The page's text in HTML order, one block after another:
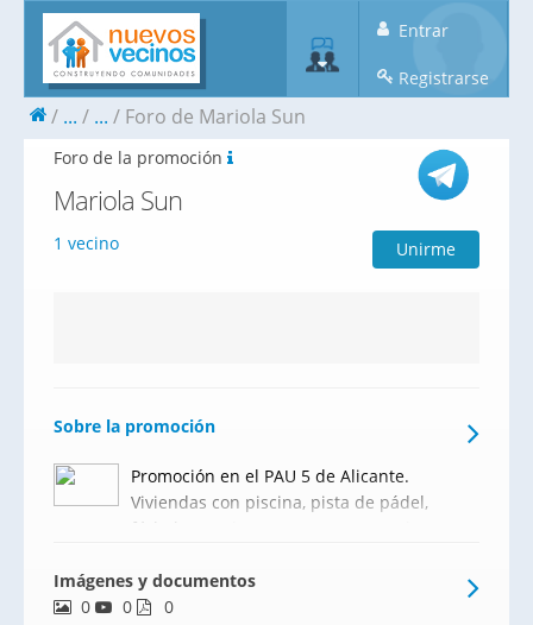
Entrar
Registrarse
... ... Foro de Mariola Sun
Foro de la promoción
Mariola Sun
1 vecino Unirme
Sobre la promoción
Promoción en el PAU 5 de Alicante.
Viviendas con piscina, pista de pádel,
fútbol y garajes y trasteros con 9 alturas.
Imágenes y documentos
0
0 0